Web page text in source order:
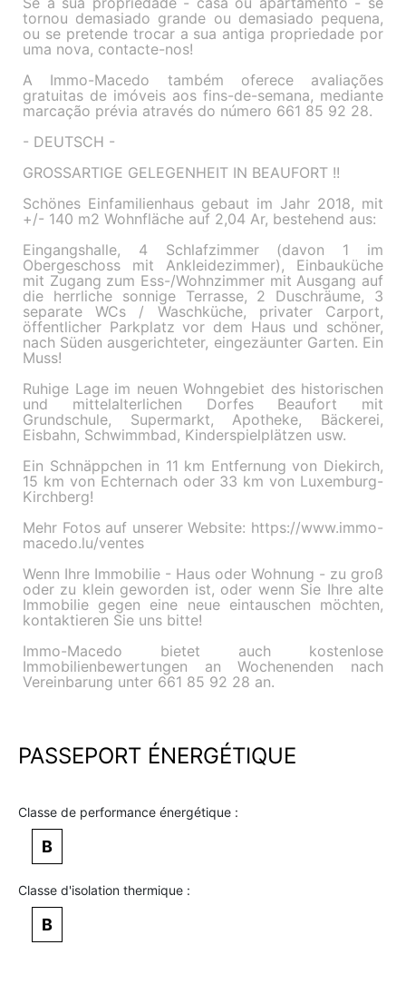
tornou demasiado grande ou demasiado pequena,
ou se pretende trocar a sua antiga propriedade por
uma nova, contacte-nos!
A Immo-Macedo também oferece avaliações
gratuitas de imóveis aos fins-de-semana, mediante
marcação prévia através do número 661 85 92 28.
- DEUTSCH -
GROSSARTIGE GELEGENHEIT IN BEAUFORT !!
Schönes Einfamilienhaus gebaut im Jahr 2018, mit
+/- 140 m2 Wohnfläche auf 2,04 Ar, bestehend aus:
Eingangshalle, 4 Schlafzimmer (davon 1 im
Obergeschoss mit Ankleidezimmer), Einbauküche
mit Zugang zum Ess-/Wohnzimmer mit Ausgang auf
die herrliche sonnige Terrasse, 2 Duschräume, 3
separate WCs / Waschküche, privater Carport,
öffentlicher Parkplatz vor dem Haus und schöner,
nach Süden ausgerichteter, eingezäunter Garten. Ein
Muss!
Ruhige Lage im neuen Wohngebiet des historischen
und mittelalterlichen Dorfes Beaufort mit
Grundschule, Supermarkt, Apotheke, Bäckerei,
Eisbahn, Schwimmbad, Kinderspielplätzen usw.
Ein Schnäppchen in 11 km Entfernung von Diekirch,
15 km von Echternach oder 33 km von Luxemburg-
Kirchberg!
Mehr Fotos auf unserer Website: https://www.immo-
macedo.lu/ventes
Wenn Ihre Immobilie - Haus oder Wohnung - zu groß
oder zu klein geworden ist, oder wenn Sie Ihre alte
Immobilie gegen eine neue eintauschen möchten,
kontaktieren Sie uns bitte!
Immo-Macedo bietet auch kostenlose
Immobilienbewertungen an Wochenenden nach
Vereinbarung unter 661 85 92 28 an.
PASSEPORT ÉNERGÉTIQUE
Classe de performance énergétique :
B
Classe d'isolation thermique :
B